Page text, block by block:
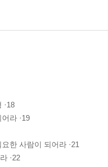
·18
라 ·19
한 사람이 되어라 ·21
·22